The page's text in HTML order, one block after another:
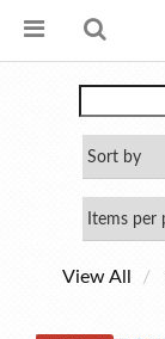
View All